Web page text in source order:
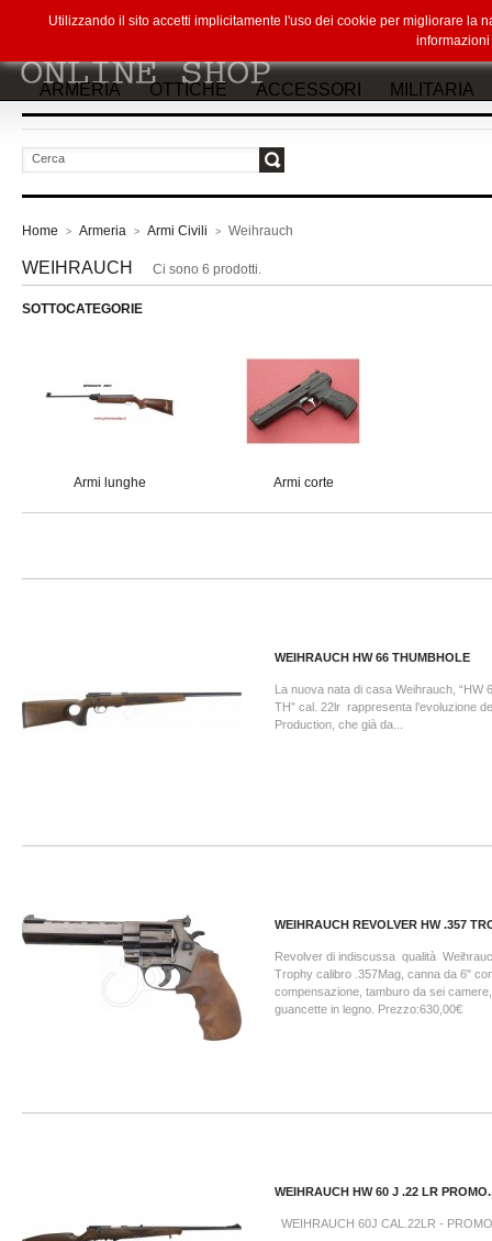
ARMERIA OTTICHE ACCESSORI MILITARIA
Home > Armeria > Armi Civili > Weihrauch
WEIHRAUCH Ci sono 6 prodotti.
SOTTOCATEGORIE
Armi lunghe Armi corte
WEIHRAUCH HW 66 THUMBHOLE
La nuova nata di casa Weihrauch, “HW
TH” cal. 22lr rappresenta l’evoluzione
Production, che già da...
WEIHRAUCH REVOLVER HW .357
Revolver di indiscussa qualità
Trophy calibro .357Mag, canna da 6"
compensazione, tamburo da sei
guancette in legno. Prezzo:630,00€
WEIHRAUCH HW 60 J .22 LR
WEIHRAUCH 60J CAL.22LR -
Utilizzando il sito accetti implicitamente l'uso dei cookie per migliorare la
informazioni